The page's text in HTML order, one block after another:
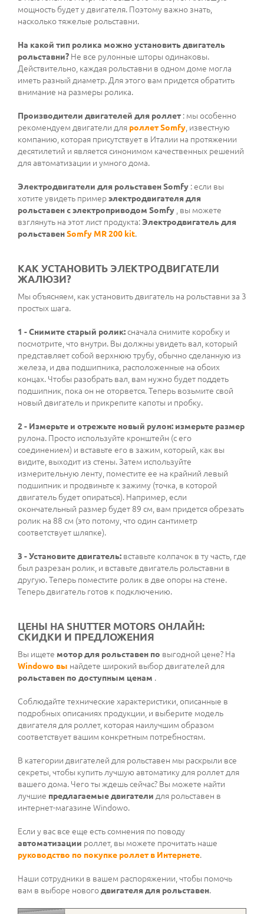
мощность будет у двигателя. Поэтому важно знать,
насколько тяжелые рольставни.
На какой тип ролика можно установить двигатель
рольставни? Не все рулонные шторы одинаковы.
Действительно, каждая рольставни в одном доме могла
иметь разный диаметр. Для этого вам придется обратить
внимание на размеры ролика.
Производители двигателей для роллет : мы особенно
рекомендуем двигатели для роллет Somfy, известную
компанию, которая присутствует в Италии на протяжении
десятилетий и является синонимом качественных решений
для автоматизации и умного дома.
Электродвигатели для рольставен Somfy : если вы
хотите увидеть примерэлектродвигателя для
рольставен с электроприводом Somfy , вы можете
взглянуть на этот лист продукта:Электродвигатель для
рольставенSomfy MR 200 kit.
КАК УСТАНОВИТЬ ЭЛЕКТРОДВИГАТЕЛИ
ЖАЛЮЗИ?
Мы объясняем, как установить двигатель на рольставни за 3
простых шага.
1 - Снимите старый ролик:сначала снимите коробку и
посмотрите, что внутри. Вы должны увидеть вал, который
представляет собой верхнюю трубу, обычно сделанную из
железа, и два подшипника, расположенные на обоих
концах. Чтобы разобрать вал, вам нужно будет поддеть
подшипник, пока он не оторвется. Теперь возьмите свой
новый двигатель и прикрепите капоты и пробку.
2 - Измерьте и отрежьте новый рулон: измерьте размер
рулона. Просто используйте кронштейн (с его
соединением) и вставьте его в зажим, который, как вы
видите, выходит из стены. Затем используйте
измерительную ленту, поместите ее на крайний левый
подшипник и продвиньте к зажиму (точка, в которой
двигатель будет опираться). Например, если
окончательный размер будет 89 см, вам придется обрезать
ролик на 88 см (это потому, что один сантиметр
соответствует шляпке).
3 - Установите двигатель: вставьте колпачок в ту часть, где
был разрезан ролик, и вставьте двигатель рольставни в
другую. Теперь поместите ролик в две опоры на стене.
Теперь двигатель готов к подключению.
ЦЕНЫ НА SHUTTER MOTORS ОНЛАЙН:
СКИДКИ И ПРЕДЛОЖЕНИЯ
Вы ищете мотор для рольставен по выгодной цене? На
Windowo вы найдете широкий выбор двигателей для
рольставен по доступным ценам .
Соблюдайте технические характеристики, описанные в
подробных описаниях продукции, и выберите модель
двигателя для роллет, которая наилучшим образом
соответствует вашим конкретным потребностям.
В категории двигателей для рольставен мы раскрыли все
секреты, чтобы купить лучшую автоматику для роллет для
вашего дома. Чего ты ждешь сейчас? Вы можете найти
лучшие предлагаемые двигатели для рольставен в
интернет-магазине Windowo.
Если у вас все еще есть сомнения по поводу
автоматизации роллет, вы можете прочитать наше
руководство по покупке роллет в Интернете.
Наши сотрудники в вашем распоряжении, чтобы помочь
вам в выборе новогодвигателя для рольставен.